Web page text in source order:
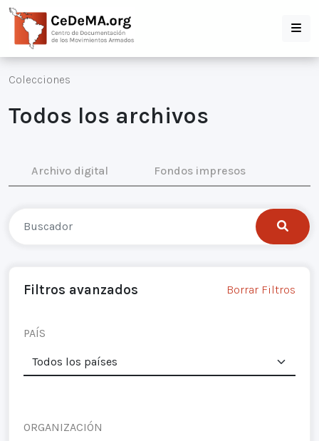
Colecciones
Todos los archivos
Archivo digital Fondos impresos
Filtros avanzados Borrar Filtros
PAÍS
ORGANIZACIÓN